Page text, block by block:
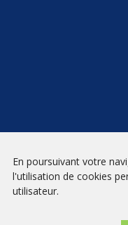
NEWSLETTER
En poursuivant votre
l'utilisation de cookies
utilisateur.